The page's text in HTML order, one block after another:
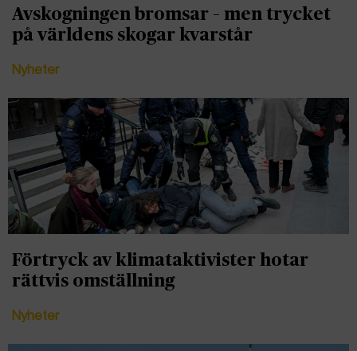
Avskogningen bromsar – men trycket
på världens skogar kvarstår
Nyheter
Förtryck av klimataktivister hotar
rättvis omställning
Nyheter